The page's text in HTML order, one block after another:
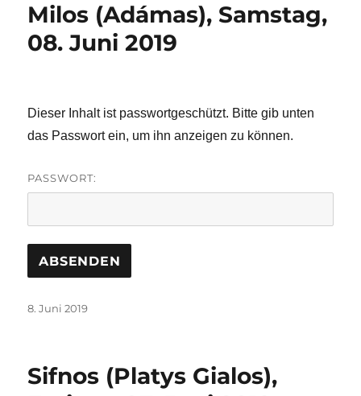
Milos (Adámas), Samstag,
08. Juni 2019
Dieser Inhalt ist passwortgeschützt. Bitte gib unten
das Passwort ein, um ihn anzeigen zu können.
PASSWORT:
Veröffentlicht
8. Juni 2019
Sifnos (Platys Gialos),